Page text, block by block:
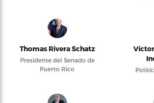
Thomas Rivera Schatz
Presidente del Senado de
Puerto Rico